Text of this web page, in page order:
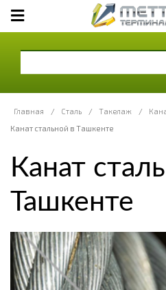
Главная / Сталь / Такелаж /
Канат стальной в Ташкенте
Канат
Ташкенте